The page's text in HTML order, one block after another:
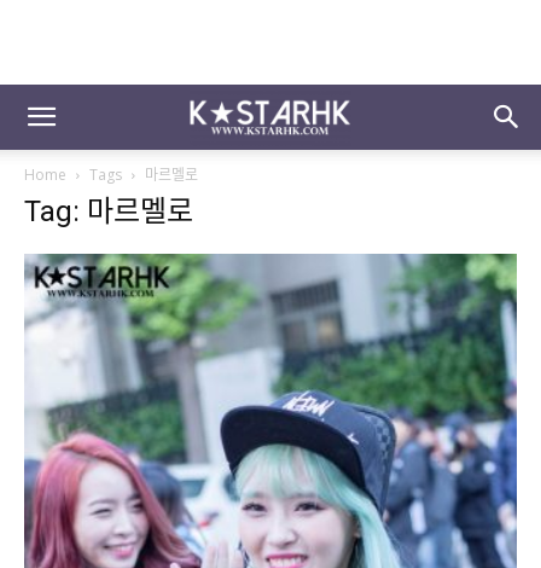
Home Tags 마르멜로
Tag: 마르멜로